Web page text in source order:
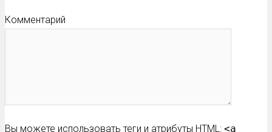
Комментарий
Вы можете использовать теги и атрибуты HTML: <a